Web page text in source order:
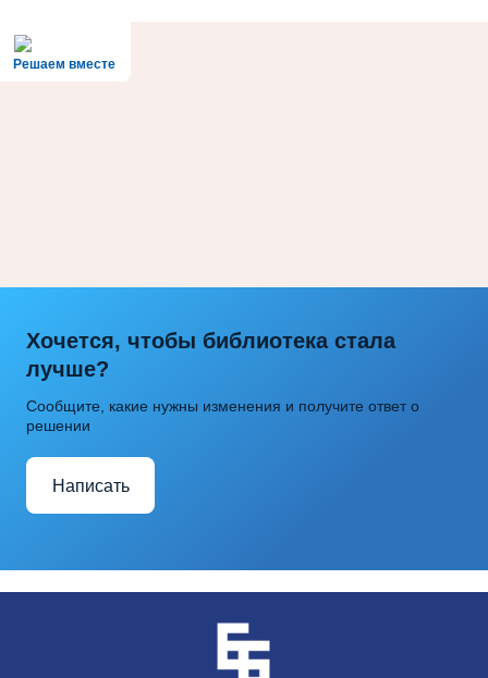
Решаем вместе
Хочется, чтобы библиотека стала
лучше?
Сообщите, какие нужны изменения и получите ответ о
решении
Написать